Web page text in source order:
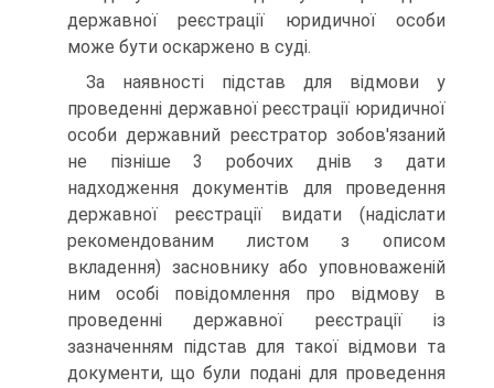
державної реєстрації юридичної особи
може бути оскар­жено в суді.
За наявності підстав для відмови у
проведенні держав­ної реєстрації юридичної
особи державний реєстратор зо­бов'язаний
не пізніше 3 робочих днів з дати
надходження документів для проведення
державної реєстрації видати (надіслати
рекомендованим листом з описом
вкладення) за­сновнику або уповноваженій
ним особі повідомлення про відмову в
проведенні державної реєстрації із
зазначенням підстав для такої відмови та
документи, що були подані для проведення